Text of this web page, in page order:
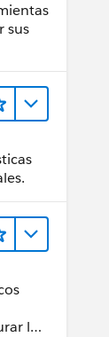
sus
la